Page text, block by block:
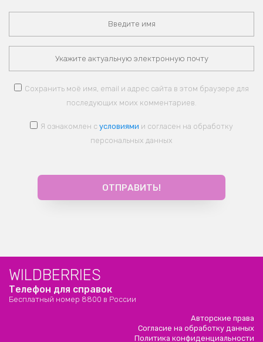
Сохранить моё имя, email и адрес сайта в этом браузере для
последующих моих комментариев.
Я ознакомлен с условиями и согласен на обработку
персональных данных
WILDBERRIES
Телефон для справок
Бесплатный номер 8800 в России
Авторские права
Согласие на обработку данных
Политика конфиденциальности